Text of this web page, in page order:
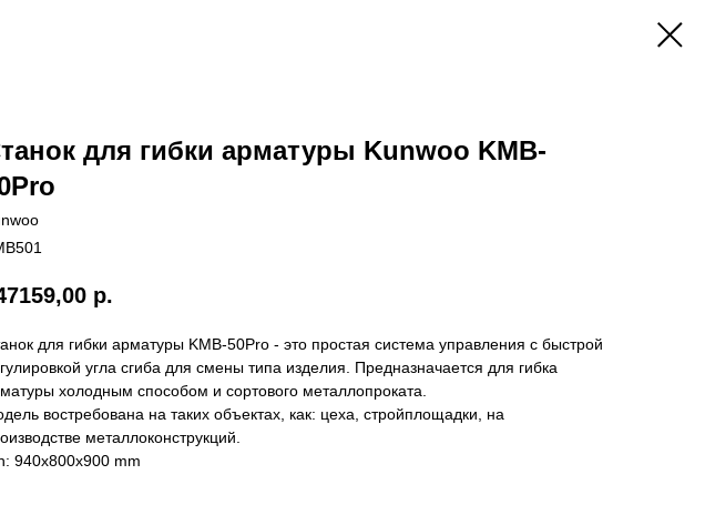
для гибки арматуры Kunwoo KMB-
р.
для гибки арматуры KMB-50Pro - это простая система управления с быстрой
угла сгиба для смены типа изделия. Предназначается для гибка
холодным способом и сортового металлопроката.
востребована на таких объектах, как: цеха, стройплощадки, на
металлоконструкций.
940x800x900 mm